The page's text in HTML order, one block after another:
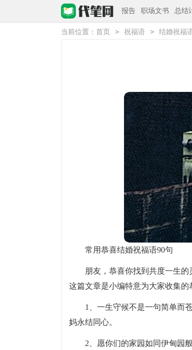
报告 职场文书 总结
当前位置： 首页 > 祝福语 > 结婚祝福
常用恭喜结婚祝福语90句
朋友，恭喜你找到共度一生
这篇文章是小编特意为大家收集的
1、一生守候不是一句简单而
妈永结同心。
2、愿你们的家园如同伊甸园